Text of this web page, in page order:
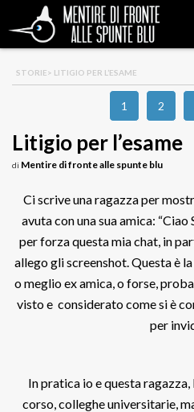
STORIE> LITIGIO PER L’ESAME
1 2
Litigio per l’esame
di Mentire di fronte alle spunte blu
Ci scrive una ragazza per
avuta con una sua amica:
per forza questa mia chat, in
allego gli screenshot. Questa è
o meglio ex amica, o forse,
visto e considerato come si è
per
In pratica io e questa
corso, colleghe universitarie,